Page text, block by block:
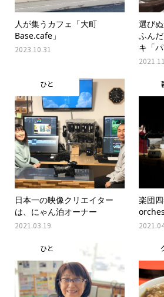
人が集うカフェ「大町
Base.cafe」
2023.10.31
選び
ふん
キ「
ひと
日本一の映像クリエイター
は、にゃん泊オーナー
2021.03.19
楽団
ひと